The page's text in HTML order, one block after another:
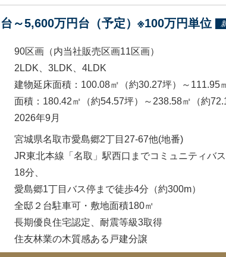
～5,600万円台（予定）※100万円単位
90区画（内当社販売区画11区画）
2LDK、3LDK、4LDK
建物延床面積：100.08㎡（約30.27坪）～111.95
面積：180.42㎡（約54.57坪）～238.58㎡（約
2026年9月
宮城県名取市愛島郷2丁目27-67他(地番)
JR東北本線「名取」駅西口までコミュニティバ
18分、
愛島郷1丁目バス停まで徒歩4分（約300m）
全邸２台駐車可・敷地面積180㎡
長期優良住宅認定、耐震等級3取得
住友林業の木質感ある戸建分譲